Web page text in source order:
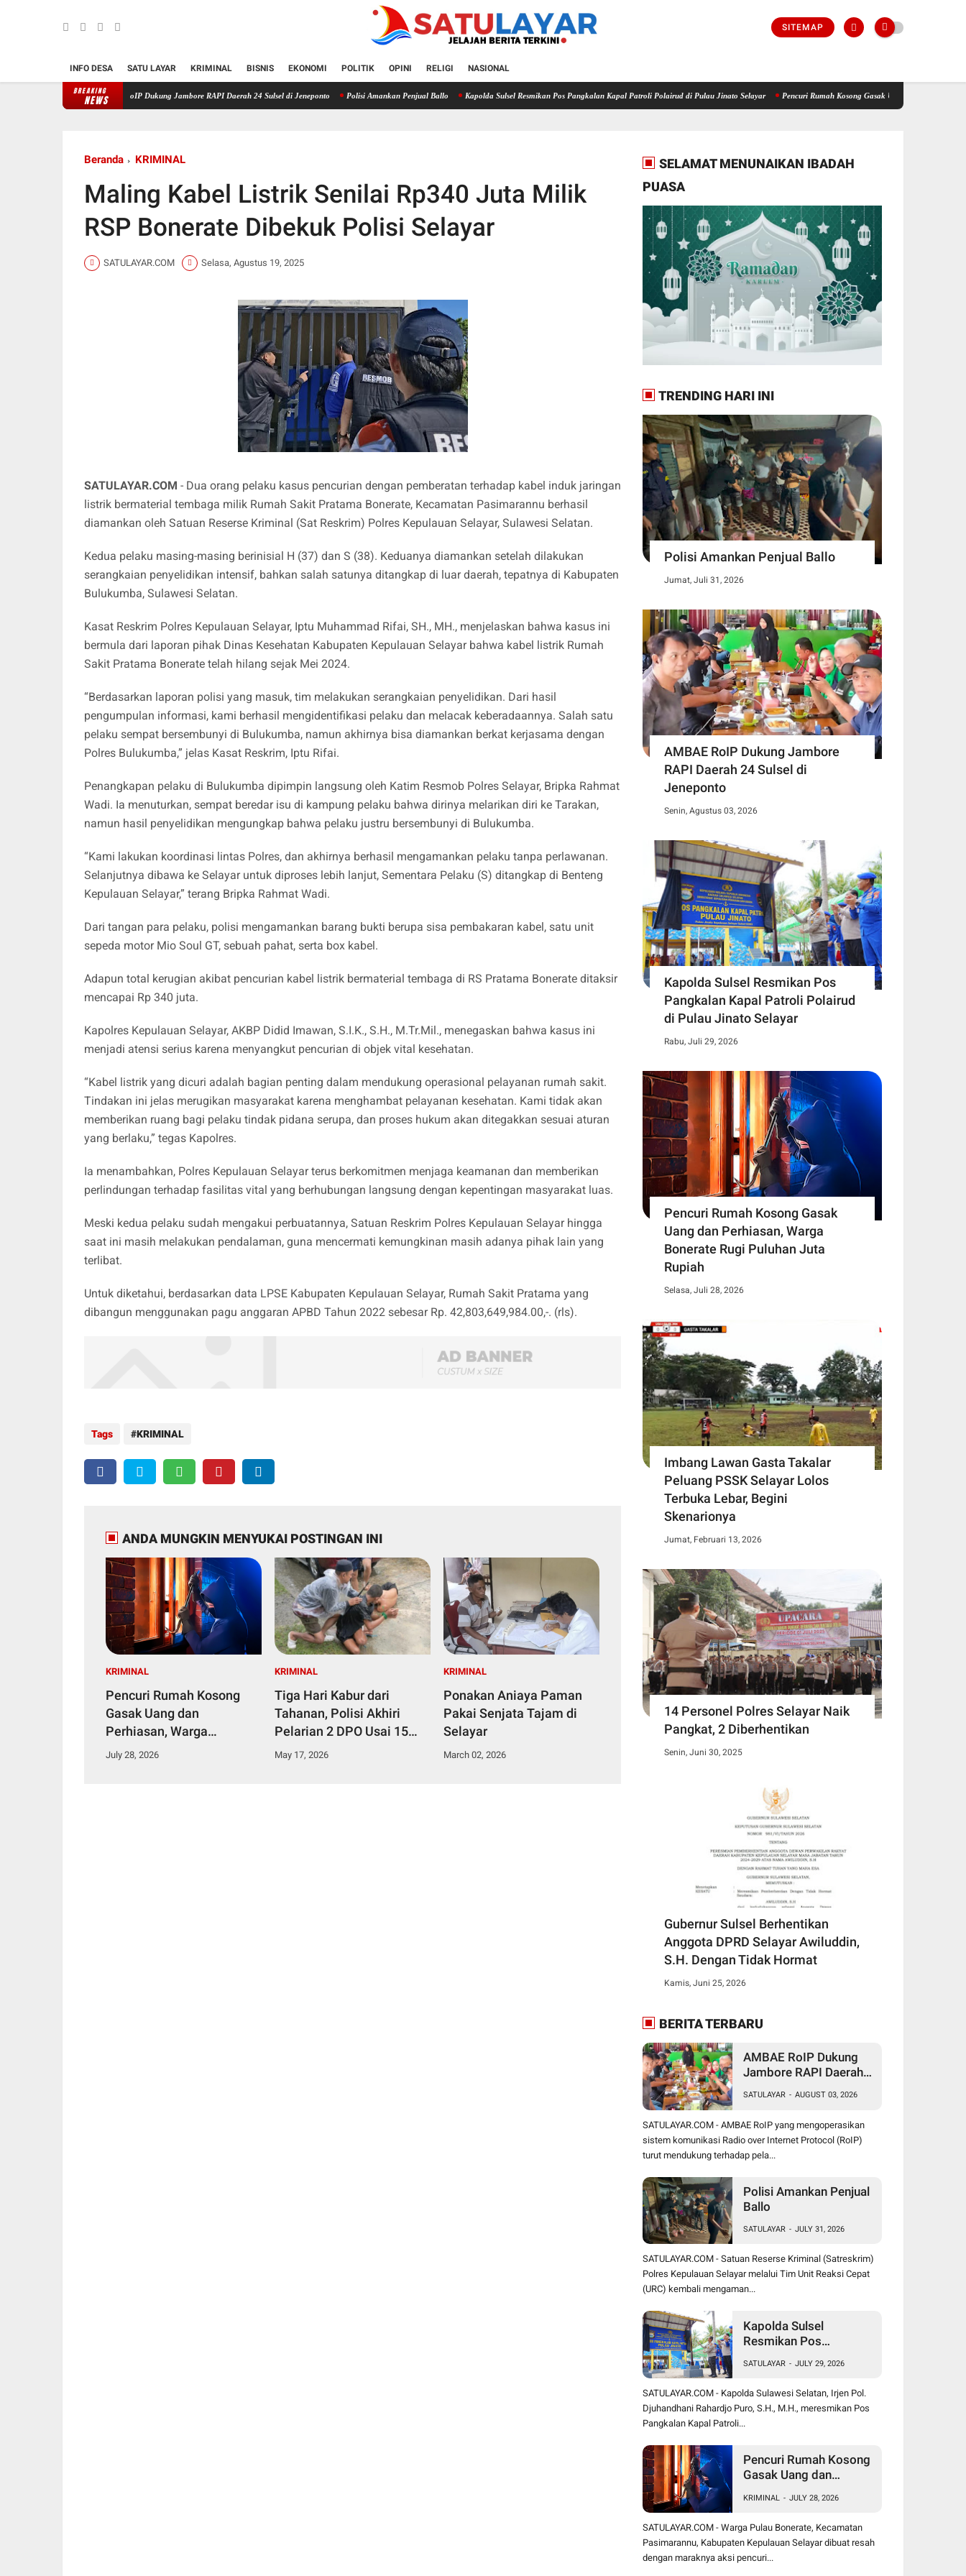
SITEMAP
INFO DESA SATU LAYAR KRIMINAL BISNIS EKONOMI POLITIK OPINI RELIGI NASIONAL
BREAKING
NEWS
AMBAE RoIP Dukung Jambore RAPI Daerah 24 Sulsel di Jeneponto Polisi Amankan Penjual Ballo Kapolda Sulsel Resmikan Pos Pangkalan Kapal Patroli Polairud di Pulau Jinato Selayar Pencuri Rumah Kosong Gasak Uang dan Perhiasan, Warga
Beranda KRIMINAL
Maling Kabel Listrik Senilai Rp340 Juta Milik
RSP Bonerate Dibekuk Polisi Selayar
SATULAYAR.COM Selasa, Agustus 19, 2025
SATULAYAR.COM - Dua orang pelaku kasus pencurian dengan pemberatan terhadap kabel induk jaringan
listrik bermaterial tembaga milik Rumah Sakit Pratama Bonerate, Kecamatan Pasimarannu berhasil
diamankan oleh Satuan Reserse Kriminal (Sat Reskrim) Polres Kepulauan Selayar, Sulawesi Selatan.
Kedua pelaku masing-masing berinisial H (37) dan S (38). Keduanya diamankan setelah dilakukan
serangkaian penyelidikan intensif, bahkan salah satunya ditangkap di luar daerah, tepatnya di Kabupaten
Bulukumba, Sulawesi Selatan.
Kasat Reskrim Polres Kepulauan Selayar, Iptu Muhammad Rifai, SH., MH., menjelaskan bahwa kasus ini
bermula dari laporan pihak Dinas Kesehatan Kabupaten Kepulauan Selayar bahwa kabel listrik Rumah
Sakit Pratama Bonerate telah hilang sejak Mei 2024.
“Berdasarkan laporan polisi yang masuk, tim melakukan serangkaian penyelidikan. Dari hasil
pengumpulan informasi, kami berhasil mengidentifikasi pelaku dan melacak keberadaannya. Salah satu
pelaku sempat bersembunyi di Bulukumba, namun akhirnya bisa diamankan berkat kerjasama dengan
Polres Bulukumba,” jelas Kasat Reskrim, Iptu Rifai.
Penangkapan pelaku di Bulukumba dipimpin langsung oleh Katim Resmob Polres Selayar, Bripka Rahmat
Wadi. Ia menuturkan, sempat beredar isu di kampung pelaku bahwa dirinya melarikan diri ke Tarakan,
namun hasil penyelidikan mengungkap bahwa pelaku justru bersembunyi di Bulukumba.
“Kami lakukan koordinasi lintas Polres, dan akhirnya berhasil mengamankan pelaku tanpa perlawanan.
Selanjutnya dibawa ke Selayar untuk diproses lebih lanjut, Sementara Pelaku (S) ditangkap di Benteng
Kepulauan Selayar,” terang Bripka Rahmat Wadi.
Dari tangan para pelaku, polisi mengamankan barang bukti berupa sisa pembakaran kabel, satu unit
sepeda motor Mio Soul GT, sebuah pahat, serta box kabel.
Adapun total kerugian akibat pencurian kabel listrik bermaterial tembaga di RS Pratama Bonerate ditaksir
mencapai Rp 340 juta.
Kapolres Kepulauan Selayar, AKBP Didid Imawan, S.I.K., S.H., M.Tr.Mil., menegaskan bahwa kasus ini
menjadi atensi serius karena menyangkut pencurian di objek vital kesehatan.
“Kabel listrik yang dicuri adalah bagian penting dalam mendukung operasional pelayanan rumah sakit.
Tindakan ini jelas merugikan masyarakat karena menghambat pelayanan kesehatan. Kami tidak akan
memberikan ruang bagi pelaku tindak pidana serupa, dan proses hukum akan ditegakkan sesuai aturan
yang berlaku,” tegas Kapolres.
Ia menambahkan, Polres Kepulauan Selayar terus berkomitmen menjaga keamanan dan memberikan
perlindungan terhadap fasilitas vital yang berhubungan langsung dengan kepentingan masyarakat luas.
Meski kedua pelaku sudah mengakui perbuatannya, Satuan Reskrim Polres Kepulauan Selayar hingga
saat ini masih melakukan pendalaman, guna mencermati kemungkinan masih adanya pihak lain yang
terlibat.
Untuk diketahui, berdasarkan data LPSE Kabupaten Kepulauan Selayar, Rumah Sakit Pratama yang
dibangun menggunakan pagu anggaran APBD Tahun 2022 sebesar Rp. 42,803,649,984.00,-. (rls).
Tags KRIMINAL
ANDA MUNGKIN MENYUKAI POSTINGAN INI
KRIMINAL
Pencuri Rumah Kosong
Gasak Uang dan
Perhiasan, Warga
Bonerate Rugi Puluhan
July 28, 2026
KRIMINAL
Tiga Hari Kabur dari
Tahanan, Polisi Akhiri
Pelarian 2 DPO Usai 15
Jam Kepung Area
May 17, 2026
KRIMINAL
Ponakan Aniaya Paman
Pakai Senjata Tajam di
Selayar
March 02, 2026
SELAMAT MENUNAIKAN IBADAH
PUASA
TRENDING HARI INI
Polisi Amankan Penjual Ballo
Jumat, Juli 31, 2026
AMBAE RoIP Dukung Jambore
RAPI Daerah 24 Sulsel di
Jeneponto
Senin, Agustus 03, 2026
Kapolda Sulsel Resmikan Pos
Pangkalan Kapal Patroli Polairud
di Pulau Jinato Selayar
Rabu, Juli 29, 2026
Pencuri Rumah Kosong Gasak
Uang dan Perhiasan, Warga
Bonerate Rugi Puluhan Juta
Rupiah
Selasa, Juli 28, 2026
Imbang Lawan Gasta Takalar
Peluang PSSK Selayar Lolos
Terbuka Lebar, Begini
Skenarionya
Jumat, Februari 13, 2026
14 Personel Polres Selayar Naik
Pangkat, 2 Diberhentikan
Senin, Juni 30, 2025
Gubernur Sulsel Berhentikan
Anggota DPRD Selayar Awiluddin,
S.H. Dengan Tidak Hormat
Kamis, Juni 25, 2026
BERITA TERBARU
AMBAE RoIP Dukung
Jambore RAPI Daerah
SATULAYAR - AUGUST 03, 2026
SATULAYAR.COM - AMBAE RoIP yang mengoperasikan
sistem komunikasi Radio over Internet Protocol (RoIP)
turut mendukung terhadap pela...
Polisi Amankan Penjual
Ballo
SATULAYAR - JULY 31, 2026
SATULAYAR.COM - Satuan Reserse Kriminal (Satreskrim)
Polres Kepulauan Selayar melalui Tim Unit Reaksi Cepat
(URC) kembali mengaman...
Kapolda Sulsel
Resmikan Pos
Polairud di Pulau Jinato
Selayar
SATULAYAR - JULY 29, 2026
SATULAYAR.COM - Kapolda Sulawesi Selatan, Irjen Pol.
Djuhandhani Rahardjo Puro, S.H., M.H., meresmikan Pos
Pangkalan Kapal Patroli...
Pencuri Rumah Kosong
Gasak Uang dan
Bonerate Rugi Puluhan
Juta Rupiah
KRIMINAL - JULY 28, 2026
SATULAYAR.COM - Warga Pulau Bonerate, Kecamatan
Pasimarannu, Kabupaten Kepulauan Selayar dibuat resah
dengan maraknya aksi pencuri...